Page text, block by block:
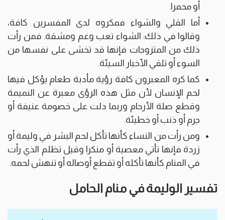
أو محمرا.
أما القلي والشواء فمكروه لدى المفسرين كافة،
وقالوا في ذلك: الشواء تعب وغم ومشقة. فمن رأت
ذلك من المتزوجات فإنها قد تخشى على نفسها من
السوء أو تلقي الأخبار السيئة.
كما كره المعبرون كافة رؤية مأدبة طعام يؤكل فيها
لحم الإنسان لأن مثل هذه الرؤى معبرة عن النميمة
وقطع صلة الأرحام وربما دلت على خصومة عنيفة أو
جرم أو ذنب أو خطيئة.
ومن رأت من النساء كأنها تأكل لحم البشر في وليمة أو
زردة فإنها تأتي معصية أو منكرا وقيل تظلم الذي رأت
في المنام كأنها تأكله أو تقطع أوصاله أو تنهش لحمه.
تفسير الوليمة في منام الحامل